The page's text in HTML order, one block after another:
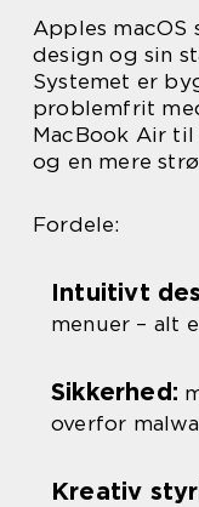
Apples macOS
design og sin
Systemet er
problemfrit
MacBook Air
og en mere
Fordele:
Intuitivt
menuer – alt
Sikkerhed:
overfor
Kreativ